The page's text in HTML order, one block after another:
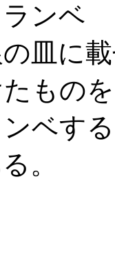
ンベ
皿に
もの
ベす
。